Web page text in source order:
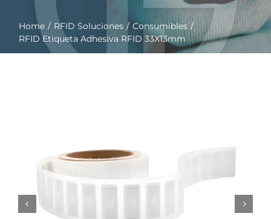
Contacto
Home RFID Soluciones
Consumibles
RFID Etiqueta Adhesiva RFID 33X13mm